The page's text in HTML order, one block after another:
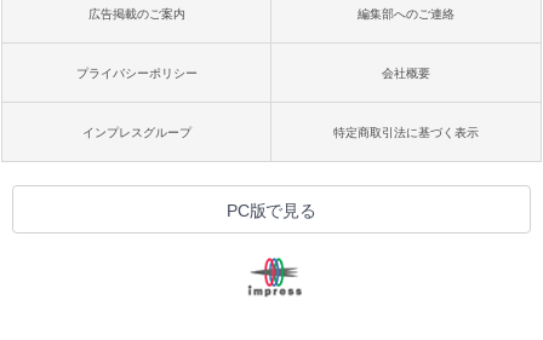
広告掲載のご案内 編集部へのご連絡
プライバシーポリシー 会社概要
インプレスグループ 特定商取引法に基づく表示
PC版で見る